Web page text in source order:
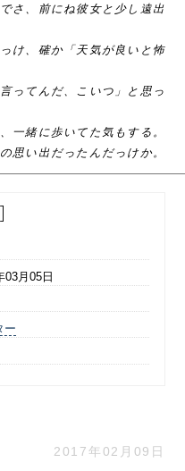
さ、前にね彼女と少し遠出
け、確か「天気が良いと怖
ってんだ、こいつ」と思っ
一緒に歩いてた気もする。
思い出だったんだっけか。
03月05日
ー
2017年02月09日